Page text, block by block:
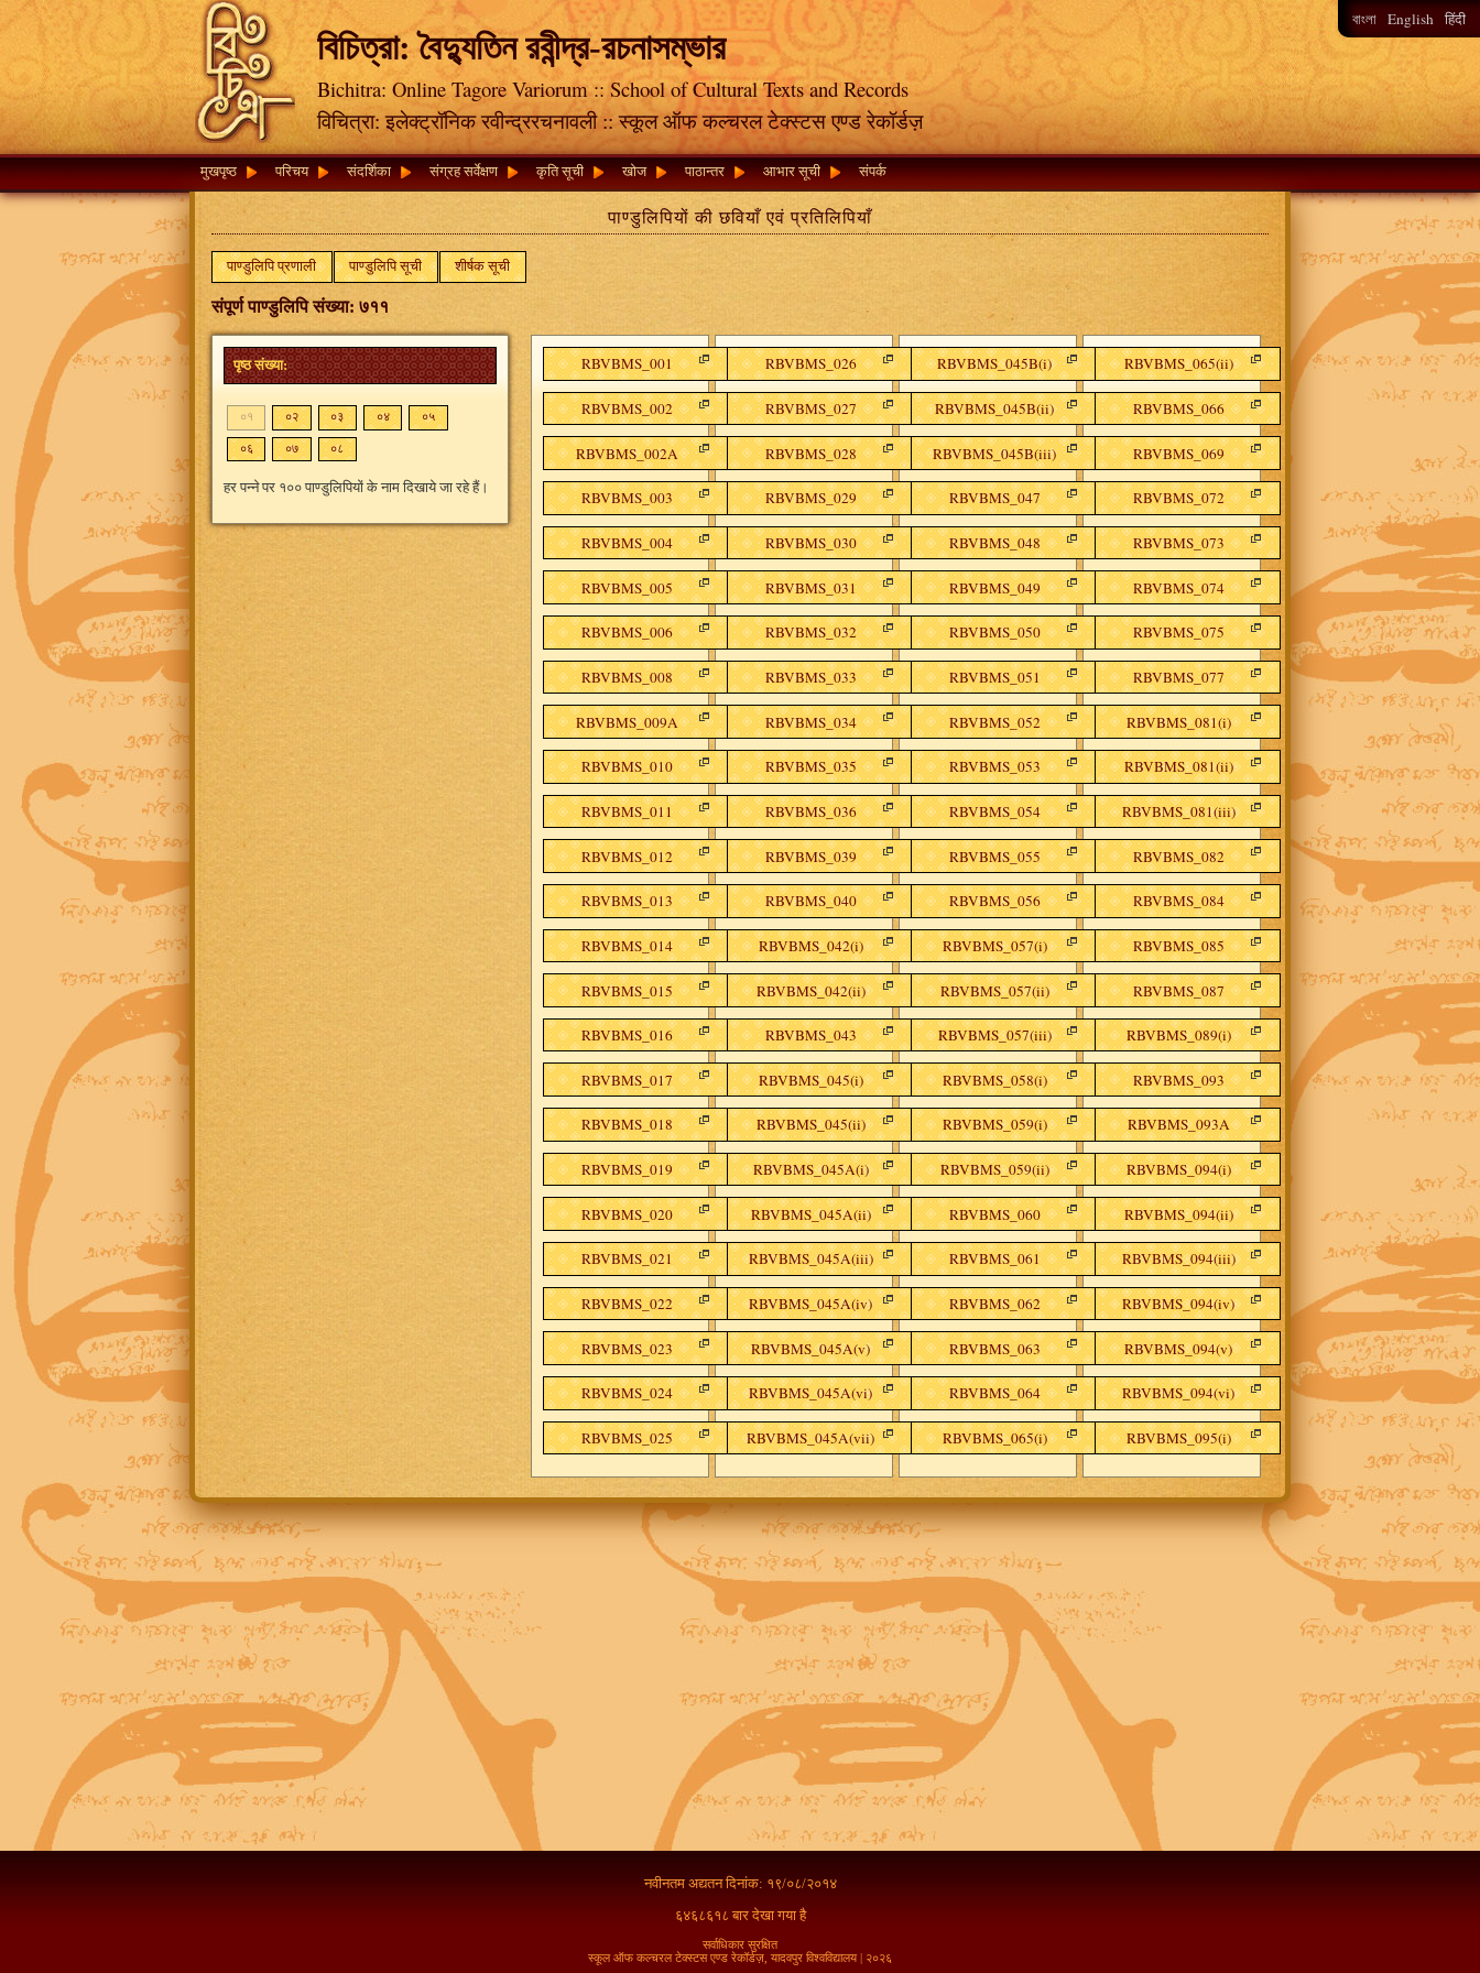
বাংলা English हिंदी
বিচিত্রা: বৈদ্যুতিন রবীন্দ্র-রচনাসম্ভার
Bichitra: Online Tagore Variorum :: School of Cultural Texts and Records
विचित्रा: इलेक्ट्रॉनिक रवीन्द्ररचनावली :: स्कूल ऑफ कल्चरल टेक्स्टस एण्ड रेकॉर्डज़
मुखपृष्ठ परिचय संदर्शिका संग्रह सर्वेक्षण कृति सूची खोज पाठान्तर आभार सूची संपर्क
पाण्डुलिपियों की छवियाँ एवं प्रतिलिपियाँ
पाण्डुलिपि प्रणाली पाण्डुलिपि सूची शीर्षक सूची
संपूर्ण पाण्डुलिपि संख्या: ७११
पृष्ठ संख्या:
०१ ०२ ०३ ०४ ०५
०६ ०७ ०८
हर पन्ने पर १०० पाण्डुलिपियों के नाम दिखाये जा रहे हैं।
RBVBMS_001
RBVBMS_002
RBVBMS_002A
RBVBMS_003
RBVBMS_004
RBVBMS_005
RBVBMS_006
RBVBMS_008
RBVBMS_009A
RBVBMS_010
RBVBMS_011
RBVBMS_012
RBVBMS_013
RBVBMS_014
RBVBMS_015
RBVBMS_016
RBVBMS_017
RBVBMS_018
RBVBMS_019
RBVBMS_020
RBVBMS_021
RBVBMS_022
RBVBMS_023
RBVBMS_024
RBVBMS_025
RBVBMS_026
RBVBMS_027
RBVBMS_028
RBVBMS_029
RBVBMS_030
RBVBMS_031
RBVBMS_032
RBVBMS_033
RBVBMS_034
RBVBMS_035
RBVBMS_036
RBVBMS_039
RBVBMS_040
RBVBMS_042(i)
RBVBMS_042(ii)
RBVBMS_043
RBVBMS_045(i)
RBVBMS_045(ii)
RBVBMS_045A(i)
RBVBMS_045A(ii)
RBVBMS_045A(iii)
RBVBMS_045A(iv)
RBVBMS_045A(v)
RBVBMS_045A(vi)
RBVBMS_045A(vii)
RBVBMS_045B(i)
RBVBMS_045B(ii)
RBVBMS_045B(iii)
RBVBMS_047
RBVBMS_048
RBVBMS_049
RBVBMS_050
RBVBMS_051
RBVBMS_052
RBVBMS_053
RBVBMS_054
RBVBMS_055
RBVBMS_056
RBVBMS_057(i)
RBVBMS_057(ii)
RBVBMS_057(iii)
RBVBMS_058(i)
RBVBMS_059(i)
RBVBMS_059(ii)
RBVBMS_060
RBVBMS_061
RBVBMS_062
RBVBMS_063
RBVBMS_064
RBVBMS_065(i)
RBVBMS_065(ii)
RBVBMS_066
RBVBMS_069
RBVBMS_072
RBVBMS_073
RBVBMS_074
RBVBMS_075
RBVBMS_077
RBVBMS_081(i)
RBVBMS_081(ii)
RBVBMS_081(iii)
RBVBMS_082
RBVBMS_084
RBVBMS_085
RBVBMS_087
RBVBMS_089(i)
RBVBMS_093
RBVBMS_093A
RBVBMS_094(i)
RBVBMS_094(ii)
RBVBMS_094(iii)
RBVBMS_094(iv)
RBVBMS_094(v)
RBVBMS_094(vi)
RBVBMS_095(i)
नवीनतम अद्यतन दिनांक: १९/०८/२०१४
६४६८६१८ बार देखा गया है
सर्वाधिकार सुरक्षित
स्कूल ऑफ कल्चरल टेक्स्टस एण्ड रेकॉर्डज़, यादवपुर विश्वविद्यालय | २०२६